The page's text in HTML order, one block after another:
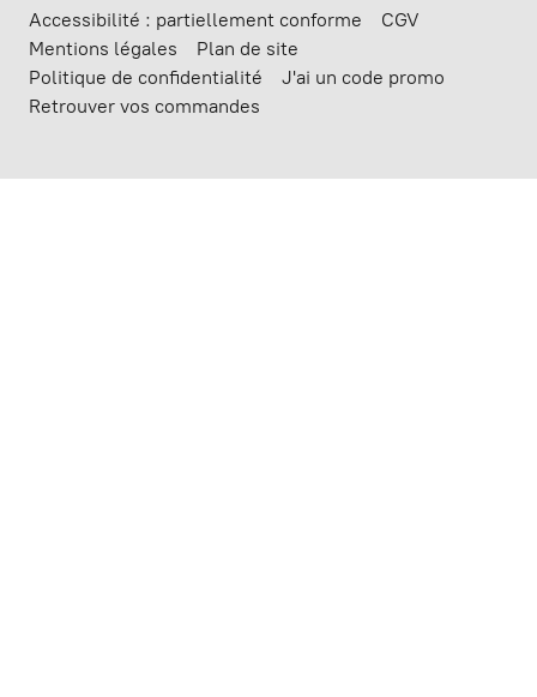
Accessibilité : partiellement conforme
CGV
Mentions légales
Plan de site
Politique de confidentialité
J'ai un code promo
Retrouver vos commandes